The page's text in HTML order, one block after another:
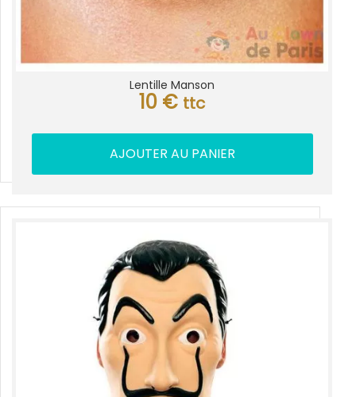
Lentille Manson
10 € ttc
AJOUTER AU PANIER